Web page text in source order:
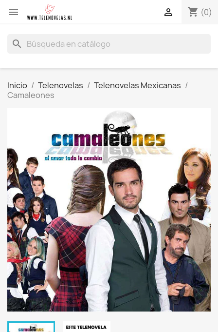
 shopping_cart (0)

search
Inicio Telenovelas
Telenovelas Mexicanas
Camaleones